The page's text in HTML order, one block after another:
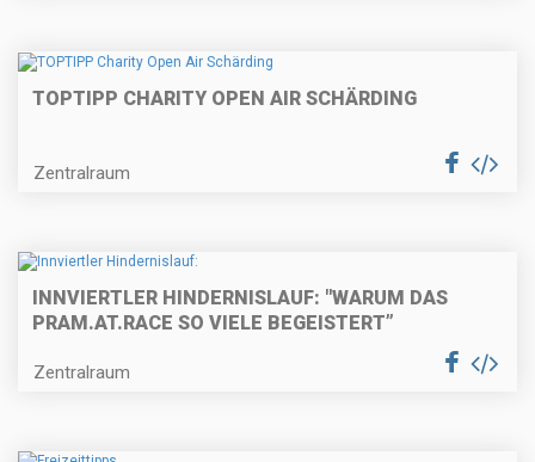
TOPTIPP CHARITY OPEN AIR SCHÄRDING
Zentralraum
INNVIERTLER HINDERNISLAUF: "WARUM DAS
PRAM.AT.RACE SO VIELE BEGEISTERT”
Zentralraum